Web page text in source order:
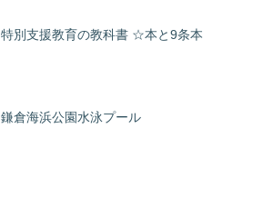
特別支援教育の教科書 ☆本と9条本
鎌倉海浜公園水泳プール